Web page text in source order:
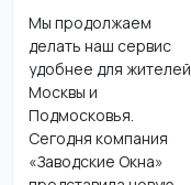
Мы продолжаем
делать наш сервис
удобнее для жителей
Москвы и
Подмосковья.
Сегодня компания
«Заводские Окна»